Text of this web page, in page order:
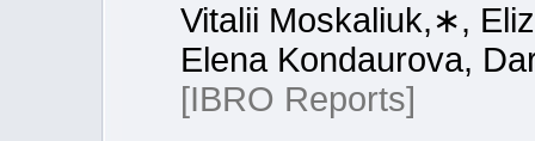
Vitalii Moskaliuk,∗,
Elena Kondaurova,
[IBRO Reports]